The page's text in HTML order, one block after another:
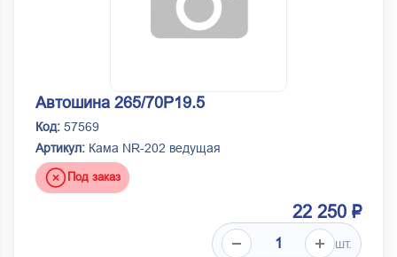
Автошина 265/70Р19.5
Код: 57569
Артикул: Кама NR-202 ведущая
Под заказ
22 250 ₽
шт.